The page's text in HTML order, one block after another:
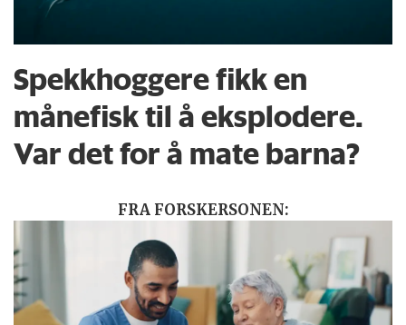
Spekkhoggere fikk en
månefisk til å eksplodere.
Var det for å mate barna?
FRA FORSKERSONEN: